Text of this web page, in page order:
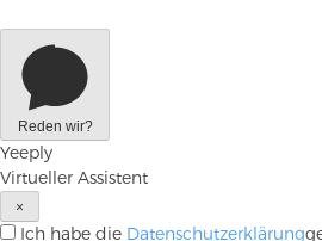
Reden wir?
Yeeply
Virtueller Assistent
×
Ich habe die Datenschutzerklärung